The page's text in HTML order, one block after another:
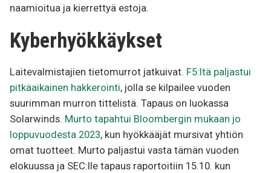
naamioitua ja kierrettyä estoja.
Kyberhyökkäykset
Laitevalmistajien tietomurrot jatkuivat. F5:ltä paljastui
pitkäaikainen hakkerointi, jolla se kilpailee vuoden
suurimman murron tittelistä. Tapaus on luokassa
Solarwinds. Murto tapahtui Bloombergin mukaan jo
loppuvuodesta 2023, kun hyökkääjät mursivat yhtiön
omat tuotteet. Murto paljastui vasta tämän vuoden
elokuussa ja SEC:lle tapaus raportoitiin 15.10. kun